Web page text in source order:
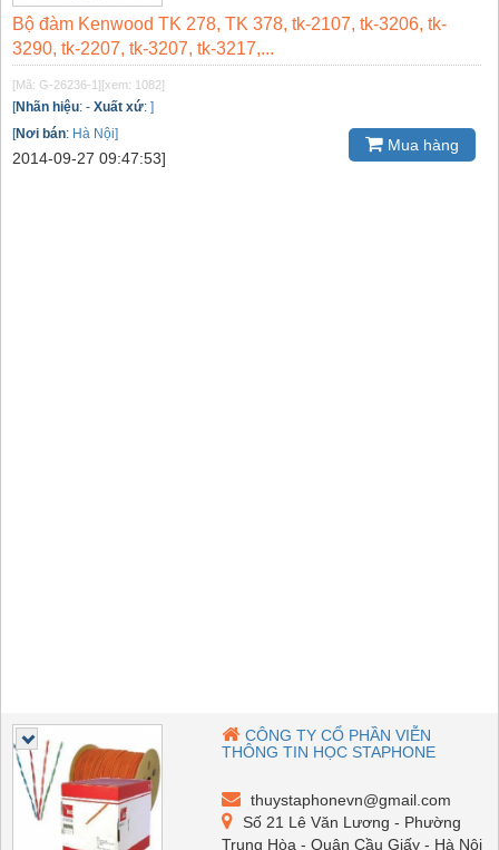
Bộ đàm Kenwood TK 278, TK 378, tk-2107, tk-3206, tk-
3290, tk-2207, tk-3207, tk-3217,...
[Mã: G-26236-1] [xem: 1082]
[Nhãn hiệu: - Xuất xứ: ]
[Nơi bán: Hà Nội]
2014-09-27 09:47:53]
Mua hàng
CÔNG TY CỔ PHẦN VIỄN
THÔNG TIN HỌC STAPHONE
thuystaphonevn@gmail.com
Số 21 Lê Văn Lương - Phường
Trung Hòa - Quận Cầu Giấy - Hà Nội